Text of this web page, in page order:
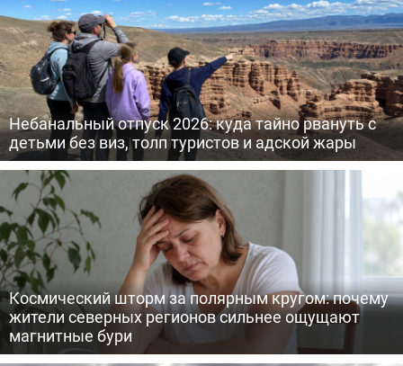
Небанальный отпуск 2026: куда тайно рвануть с
детьми без виз, толп туристов и адской жары
Космический шторм за полярным кругом: почему
жители северных регионов сильнее ощущают
магнитные бури